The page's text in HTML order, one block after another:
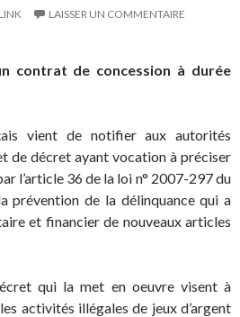
LAISSER UN COMMENTAIRE
contrat de concession à durée
vient de notifier aux autorités
de décret ayant vocation à préciser
l’article 36 de la loi n° 2007-297 du
prévention de la délinquance qui a
et financier de nouveaux articles
qui la met en oeuvre visent à
activités illégales de jeux d’argent